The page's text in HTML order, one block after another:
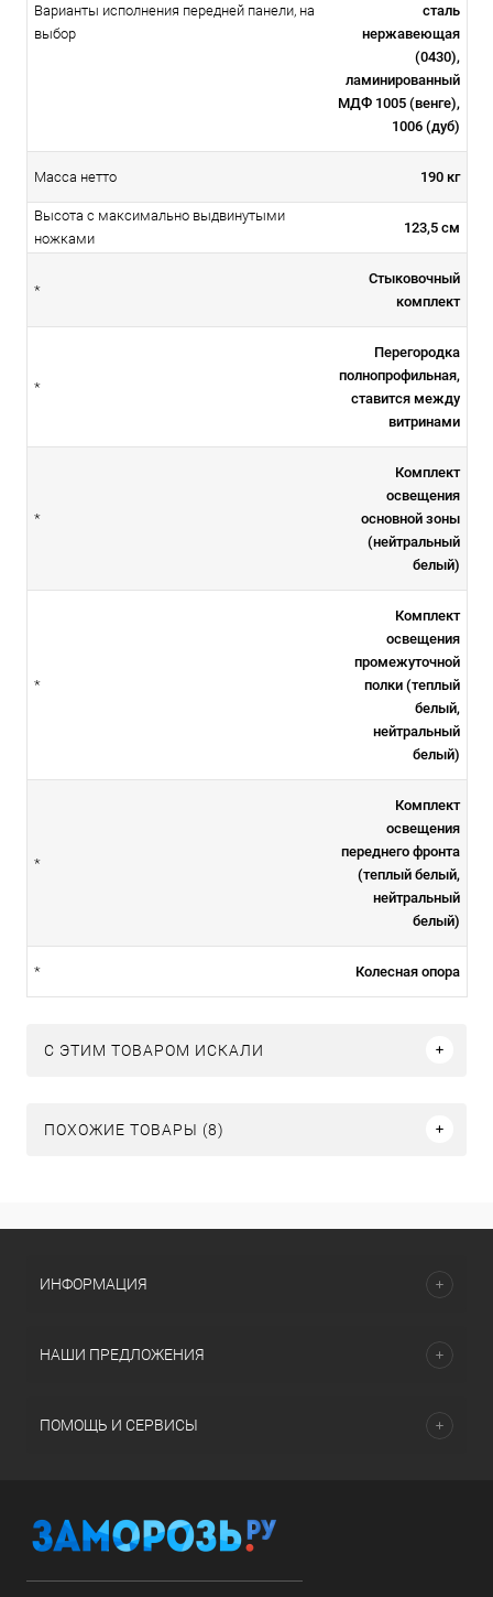
Варианты исполнения передней панели, на
выбор
сталь
нержавеющая
(0430),
ламинированный
МДФ 1005 (венге),
1006 (дуб)
Масса нетто 190 кг
Высота с максимально выдвинутыми
ножками
123,5 см
*
Стыковочный
комплект
*
Перегородка
полнопрофильная,
ставится между
витринами
*
Комплект
освещения
основной зоны
(нейтральный
белый)
*
Комплект
освещения
промежуточной
полки (теплый
белый,
нейтральный
белый)
*
Комплект
освещения
переднего фронта
(теплый белый,
нейтральный
белый)
* Колесная опора
C ЭТИМ ТОВАРОМ ИСКАЛИ
ПОХОЖИЕ ТОВАРЫ (8)
ИНФОРМАЦИЯ
НАШИ ПРЕДЛОЖЕНИЯ
ПОМОЩЬ И СЕРВИСЫ